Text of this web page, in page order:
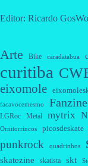
Editor: Ricardo
Arte Bike caradatabua
curitiba
eixomole
facavocemesmo Fanzine
LGRoc Metal mytrix
Ornitorrincos picosdeskate
punkrock quadrinhos
skatezine skatista skt